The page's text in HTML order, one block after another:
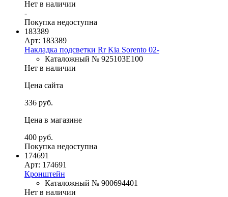
Нет в наличии
-
Покупка недоступна
183389
Арт: 183389
Накладка подсветки Rr Kia Sorento 02-
Каталожный № 925103E100
Нет в наличии
Цена сайта
336 руб.
Цена в магазине
400 руб.
Покупка недоступна
174691
Арт: 174691
Кронштейн
Каталожный № 900694401
Нет в наличии